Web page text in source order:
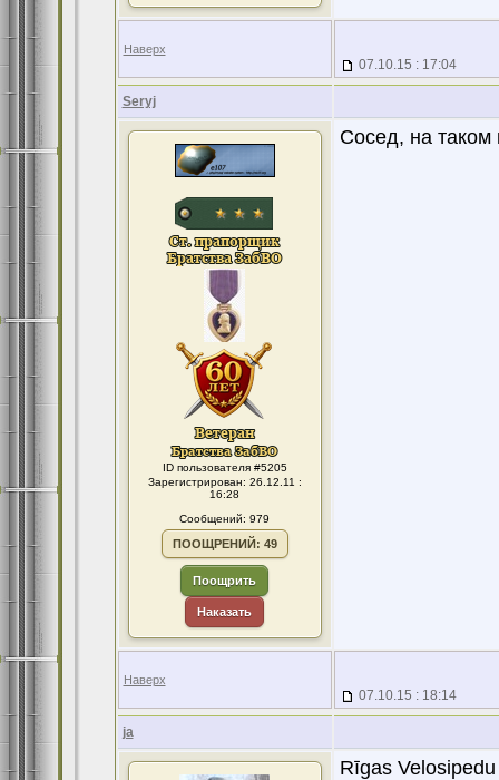
Наверх
07.10.15 : 17:04
Seryj
ID пользователя #5205
Зарегистрирован: 26.12.11 :
16:28
Сообщений: 979
ПООЩРЕНИЙ: 49
Поощрить
Наказать
Сосед, на таком
Наверх
07.10.15 : 18:14
ja
Rīgas